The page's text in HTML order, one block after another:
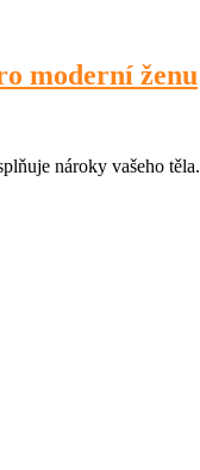
moderní ženu
nároky vašeho těla.